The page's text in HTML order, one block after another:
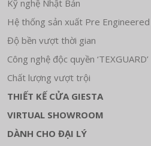
Kỹ nghệ Nhật Bản
Hệ thống sản xuất Pre Engineered
Độ bền vượt thời gian
Công nghệ độc quyền ‘TEXGUARD’
Chất lượng vượt trội
THIẾT KẾ CỬA GIESTA
VIRTUAL SHOWROOM
DÀNH CHO ĐẠI LÝ